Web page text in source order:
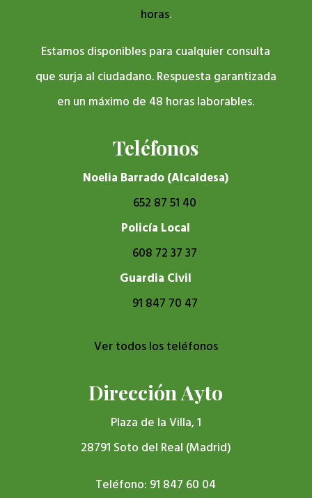
horas.
Estamos disponibles para cualquier consulta
que surja al ciudadano. Respuesta garantizada
en un máximo de 48 horas laborables.
Teléfonos
Noelia Barrado (Alcaldesa)
652 87 51 40
Policía Local
608 72 37 37
Guardia Civil
91 847 70 47
Ver todos los teléfonos
Dirección Ayto
Plaza de la Villa, 1
28791 Soto del Real (Madrid)
Teléfono: 91 847 60 04